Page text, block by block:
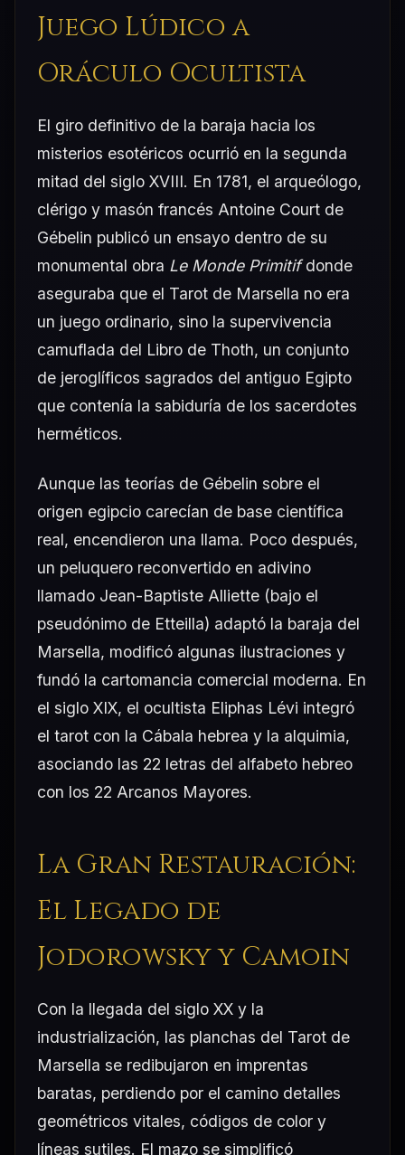
Juego Lúdico a
Oráculo Ocultista
El giro definitivo de la baraja hacia los
misterios esotéricos ocurrió en la segunda
mitad del siglo XVIII. En 1781, el arqueólogo,
clérigo y masón francés Antoine Court de
Gébelin publicó un ensayo dentro de su
monumental obra Le Monde Primitifdonde
aseguraba que el Tarot de Marsella no era
un juego ordinario, sino la supervivencia
camuflada del Libro de Thoth, un conjunto
de jeroglíficos sagrados del antiguo Egipto
que contenía la sabiduría de los sacerdotes
herméticos.
Aunque las teorías de Gébelin sobre el
origen egipcio carecían de base científica
real, encendieron una llama. Poco después,
un peluquero reconvertido en adivino
llamado Jean-Baptiste Alliette (bajo el
pseudónimo de Etteilla) adaptó la baraja del
Marsella, modificó algunas ilustraciones y
fundó la cartomancia comercial moderna. En
el siglo XIX, el ocultista Eliphas Lévi integró
el tarot con la Cábala hebrea y la alquimia,
asociando las 22 letras del alfabeto hebreo
con los 22 Arcanos Mayores.
La Gran Restauración:
El Legado de
Jodorowsky y Camoin
Con la llegada del siglo XX y la
industrialización, las planchas del Tarot de
Marsella se redibujaron en imprentas
baratas, perdiendo por el camino detalles
geométricos vitales, códigos de color y
líneas sutiles. El mazo se simplificó